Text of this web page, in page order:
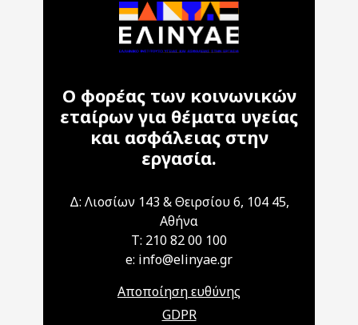
Ο φορέας των κοινωνικών
εταίρων για θέματα υγείας
και ασφάλειας στην
εργασία.
Δ: Λιοσίων 143 & Θειρσίου 6, 104 45,
Αθήνα
T: 210 82 00 100
e: info@elinyae.gr
Αποποίηση ευθύνης
GDPR